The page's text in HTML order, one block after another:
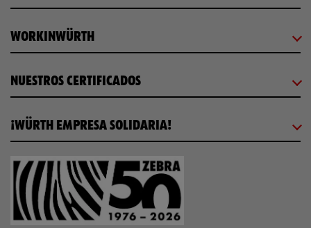
WORKINWÜRTH
NUESTROS CERTIFICADOS
¡WÜRTH EMPRESA SOLIDARIA!